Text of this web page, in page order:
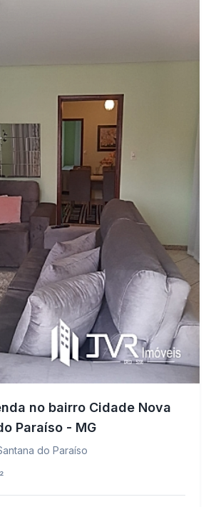
no bairro Cidade Nova
Paraíso - MG
do Paraíso